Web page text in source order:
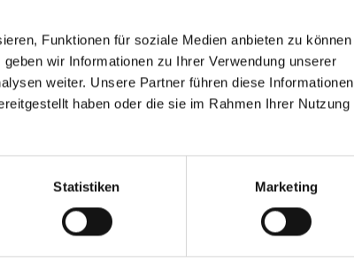
Funktionen für soziale Medien anbieten zu können
wir Informationen zu Ihrer Verwendung unserer
weiter. Unsere Partner führen diese Informationen
haben oder die sie im Rahmen Ihrer Nutzung
Statistiken Marketing
processus de rechargement.
le machiniste par le fait de devoir
qui permet d’assurer une durée
deux prises industrielles usuelles de 32